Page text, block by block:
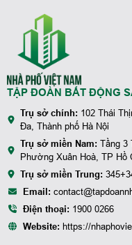
TẬP ĐOÀN BẤT ĐỘNG
Trụ sở chính: 102 Thái
Đa, Thành phố Hà Nội
Trụ sở miền Nam: Tầng 3
Phường Xuân Hoà, TP Hồ
Trụ sở miền Trung:
Email:
Điện thoại: 1900 0266
Website: https://